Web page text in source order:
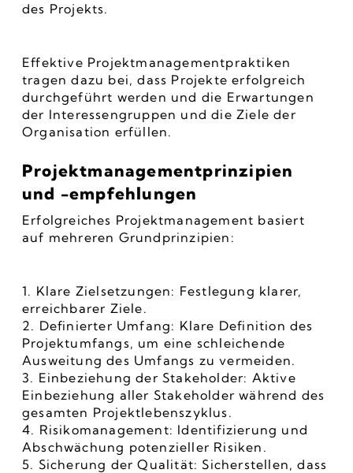
des Projekts.
Effektive Projektmanagementpraktiken
tragen dazu bei, dass Projekte erfolgreich
durchgeführt werden und die Erwartungen
der Interessengruppen und die Ziele der
Organisation erfüllen.
Projektmanagementprinzipien
und -empfehlungen
Erfolgreiches Projektmanagement basiert
auf mehreren Grundprinzipien:
1. Klare Zielsetzungen: Festlegung klarer,
erreichbarer Ziele.
2. Definierter Umfang: Klare Definition des
Projektumfangs, um eine schleichende
Ausweitung des Umfangs zu vermeiden.
3. Einbeziehung der Stakeholder: Aktive
Einbeziehung aller Stakeholder während des
gesamten Projektlebenszyklus.
4. Risikomanagement: Identifizierung und
Abschwächung potenzieller Risiken.
5. Sicherung der Qualität: Sicherstellen, dass